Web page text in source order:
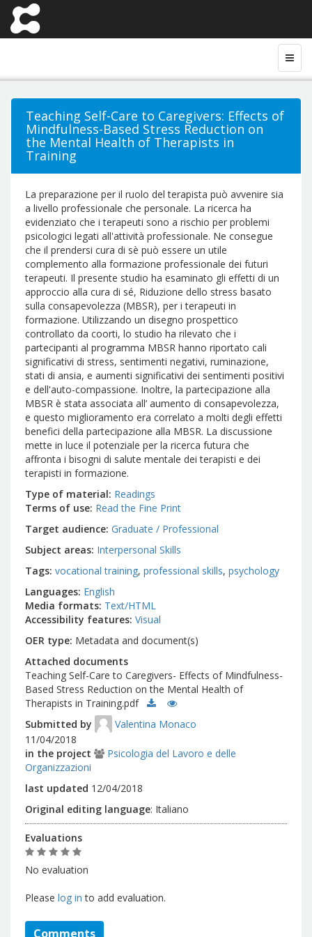
Teaching Self-Care to Caregivers: Effects of
Mindfulness-Based Stress Reduction on
the Mental Health of Therapists in
Training
La preparazione per il ruolo del terapista può avvenire sia
a livello professionale che personale. La ricerca ha
evidenziato che i terapeuti sono a rischio per problemi
psicologici legati all'attività professionale. Ne consegue
che il prendersi cura di sè può essere un utile
complemento alla formazione professionale dei futuri
terapeuti. Il presente studio ha esaminato gli effetti di un
approccio alla cura di sé, Riduzione dello stress basato
sulla consapevolezza (MBSR), per i terapeuti in
formazione. Utilizzando un disegno prospettico
controllato da coorti, lo studio ha rilevato che i
partecipanti al programma MBSR hanno riportato cali
significativi di stress, sentimenti negativi, ruminazione,
stati di ansia, e aumenti significativi dei sentimenti positivi
e dell'auto-compassione. Inoltre, la partecipazione alla
MBSR è stata associata all’ aumento di consapevolezza,
e questo miglioramento era correlato a molti degli effetti
benefici della partecipazione alla MBSR. La discussione
mette in luce il potenziale per la ricerca futura che
affronta i bisogni di salute mentale dei terapisti e dei
terapisti in formazione.
Type of material Readings
Terms of use Read the Fine Print
Target audience Graduate / Professional
Subject areas Interpersonal Skills
Tags vocational training professional skills psychology
Languages English
Media formats Text/HTML
Accessibility features Visual
OER type Metadata and document(s)
Attached documents
Teaching Self-Care to Caregivers- Effects of Mindfulness-
Based Stress Reduction on the Mental Health of
Therapists in Training.pdf
Submitted by
Valentina Monaco
11/04/2018
in the project
Psicologia del Lavoro e delle
Organizzazioni
last updated 12/04/2018
Original editing language: Italiano
Evaluations
No evaluation
Please log in to add evaluation.
Comments